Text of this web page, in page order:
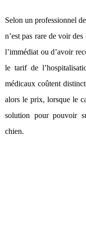
Selon un professionnel
n’est pas rare de voir
l’immédiat ou d’avoir
le tarif de
médicaux coûtent
alors le prix, lorsque le
solution pour pouvoir
chien.